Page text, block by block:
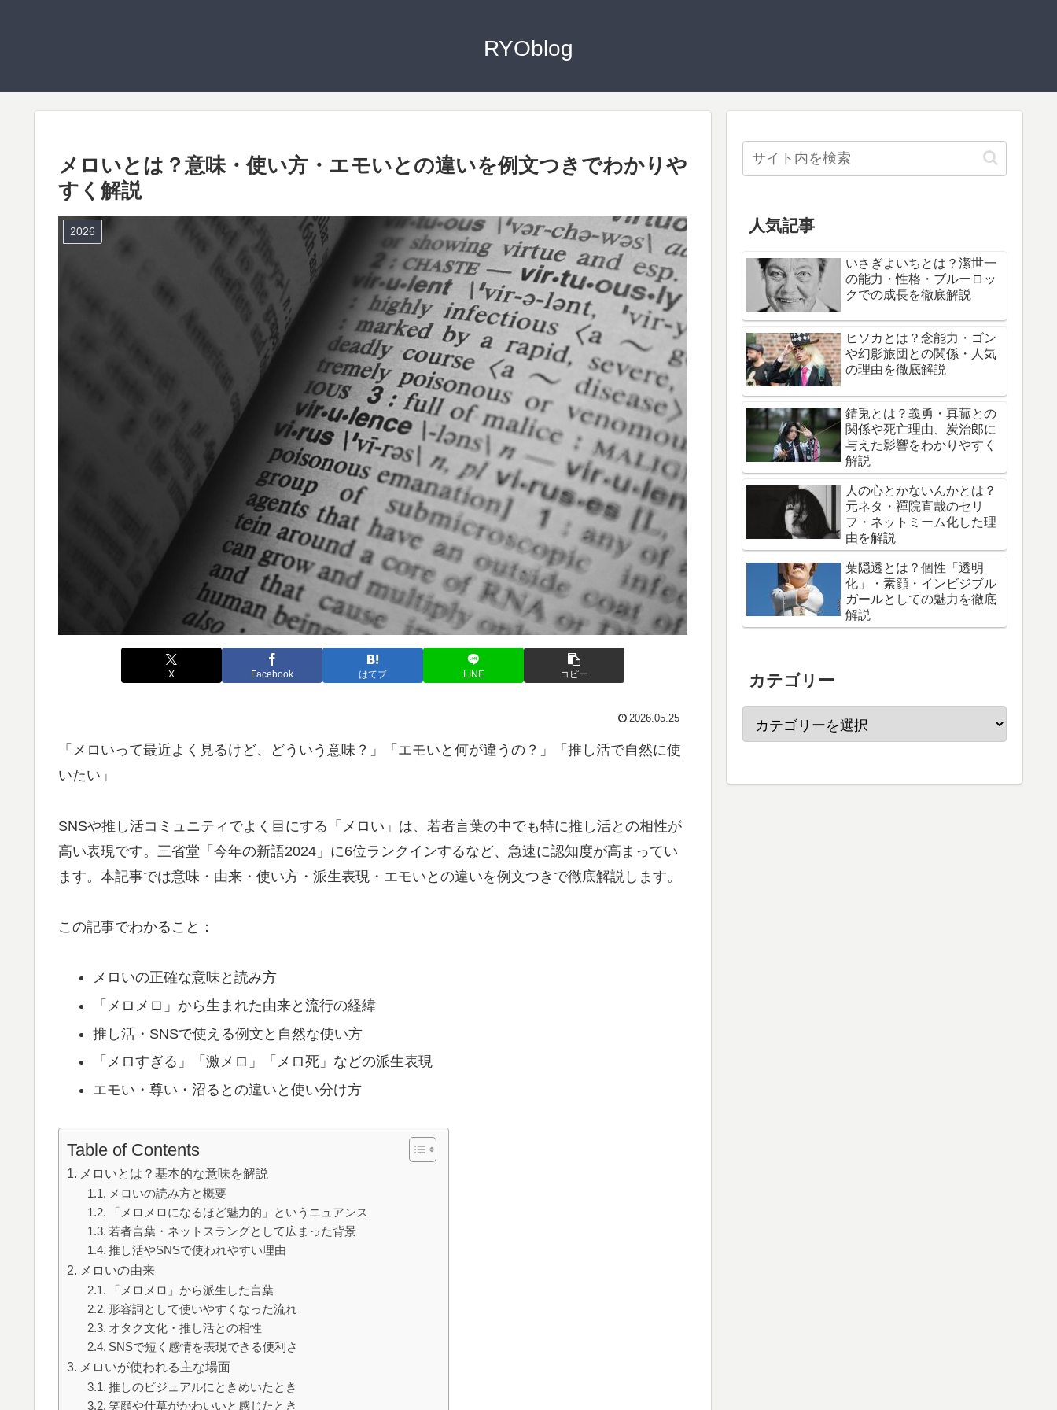
RYOblog
メロいとは？意味・使い方・エモいとの違いを例文つきでわかりや
すく解説
2026
X Facebook はてブ LINE コピー
2026.05.25
「メロいって最近よく見るけど、どういう意味？」「エモいと何が違うの？」「推し活で自然に使
いたい」
SNSや推し活コミュニティでよく目にする「メロい」は、若者言葉の中でも特に推し活との相性が
高い表現です。三省堂「今年の新語2024」に6位ランクインするなど、急速に認知度が高まってい
ます。本記事では意味・由来・使い方・派生表現・エモいとの違いを例文つきで徹底解説します。
この記事でわかること：
メロいの正確な意味と読み方
「メロメロ」から生まれた由来と流行の経緯
推し活・SNSで使える例文と自然な使い方
「メロすぎる」「激メロ」「メロ死」などの派生表現
エモい・尊い・沼るとの違いと使い分け方
Table of Contents
メロいとは？基本的な意味を解説
メロいの読み方と概要
「メロメロになるほど魅力的」というニュアンス
若者言葉・ネットスラングとして広まった背景
推し活やSNSで使われやすい理由
メロいの由来
「メロメロ」から派生した言葉
形容詞として使いやすくなった流れ
オタク文化・推し活との相性
SNSで短く感情を表現できる便利さ
メロいが使われる主な場面
推しのビジュアルにときめいたとき
笑顔や仕草がかわいいと感じたとき
人気記事
いさぎよいちとは？潔世一
の能力・性格・ブルーロッ
クでの成長を徹底解説
ヒソカとは？念能力・ゴン
や幻影旅団との関係・人気
の理由を徹底解説
錆兎とは？義勇・真菰との
関係や死亡理由、炭治郎に
与えた影響をわかりやすく
解説
人の心とかないんかとは？
元ネタ・禪院直哉のセリ
フ・ネットミーム化した理
由を解説
葉隠透とは？個性「透明
化」・素顔・インビジブル
ガールとしての魅力を徹底
解説
カテゴリー